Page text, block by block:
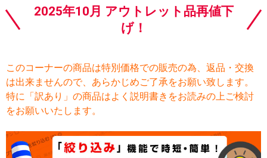
2025年10月 アウトレット品再値下
げ！
このコーナーの商品は特別価格での販売の為、返品・交換
は出来ませんので、あらかじめご了承をお願い致します。
特に「訳あり」の商品はよく説明書きをお読みの上ご検討
をお願いいたします。